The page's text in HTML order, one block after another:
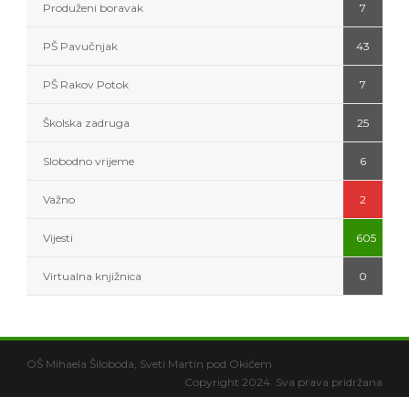
Produženi boravak 7
PŠ Pavučnjak 43
PŠ Rakov Potok 7
Školska zadruga 25
Slobodno vrijeme 6
Važno 2
Vijesti 605
Virtualna knjižnica 0
OŠ Mihaela Šiloboda, Sveti Martin pod Okićem
Copyright 2024. Sva prava pridržana